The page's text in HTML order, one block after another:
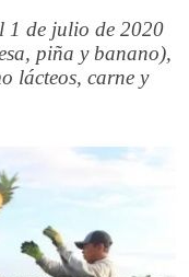
1 de julio de 2020
piña y banano),
lácteos, carne y